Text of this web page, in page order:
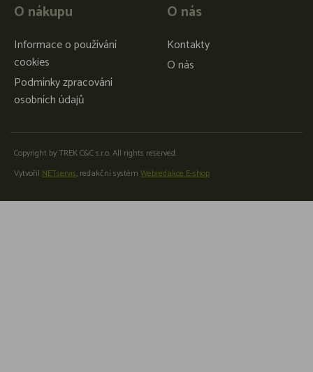
O nákupu
Informace o používání
cookies
Podmínky zpracování
osobních údajů
O nás
Kontakty
O nás
Copyright by TREK C&C s.r.o. All rights reserved.
Vytvořil NETservis, redakční systém Webredakce E-shop